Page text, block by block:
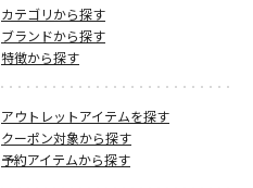
カテゴリから探す
ブランドから探す
特徴から探す
アウトレットアイテムを探す
クーポン対象から探す
予約アイテムから探す